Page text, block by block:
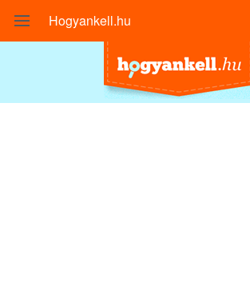
Hogyankell.hu